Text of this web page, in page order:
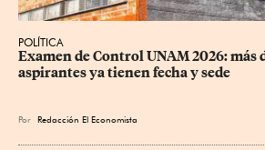
POLÍTICA
Examen de Control UNAM 2026: más
aspirantes ya tienen fecha y sede
Por Redacción El Economista